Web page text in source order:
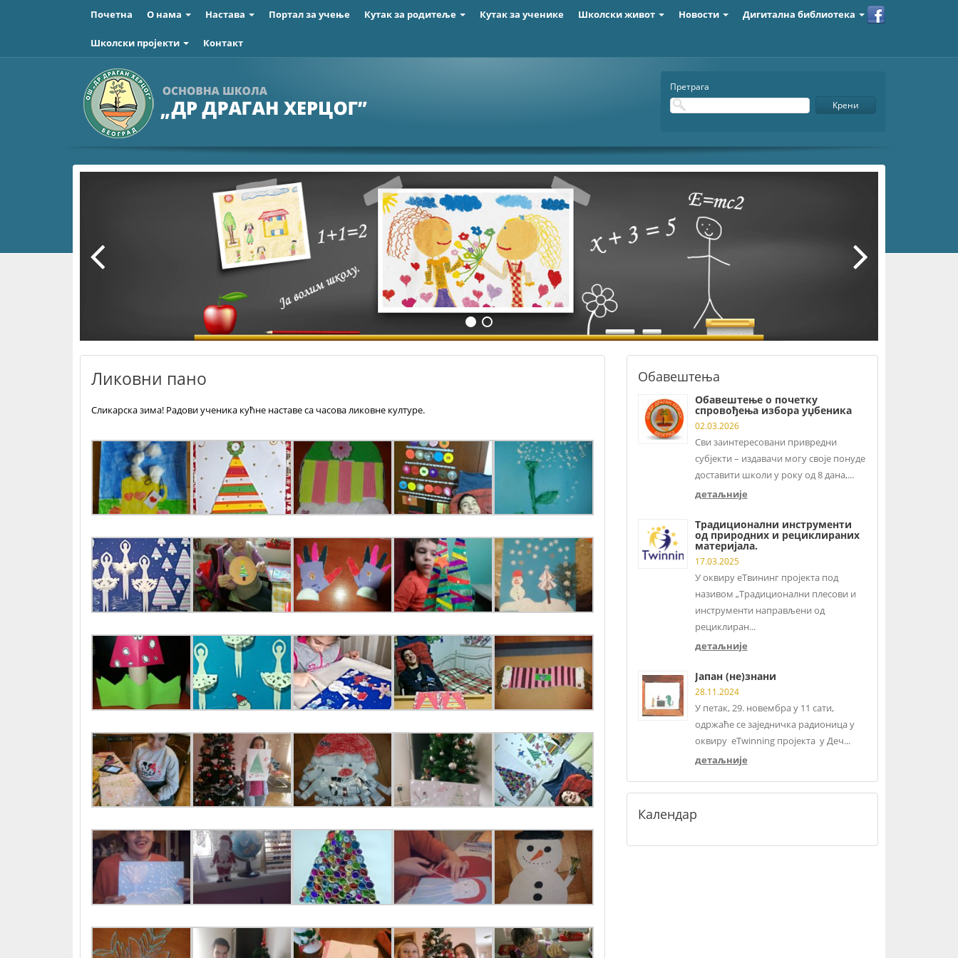
Почетна О нама Настава Портал за учење Кутак за родитеље Кутак за ученике Школски живот Новости Дигитална библиотека
Школски пројекти Контакт
Претрага
Крени
Ликовни пано
Сликарска зима! Радови ученика кућне наставе са часова ликовне културе.
Обавештења
Обавештење о почетку
спровођења избора уџбеника
02.03.2026
Сви заинтересовани привредни
субјекти – издавачи могу своје понуде
доставити школи у року од 8 дана,...
детаљније
Традиционални инструменти
од природних и рециклираних
материјала.
17.03.2025
У оквиру еТвининг пројекта под
називом „Традиционални плесови и
инструменти направљени од
рециклиран...
детаљније
Јапан (не)знани
28.11.2024
У петак, 29. новембра у 11 сати,
одржаће се заједничка радионица у
оквиру eTwinning пројекта у Деч...
детаљније
Календар